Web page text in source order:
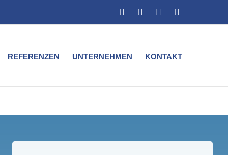
Facebook
Xing Instagram
REFERENZEN UNTERNEHMEN KONTAKT